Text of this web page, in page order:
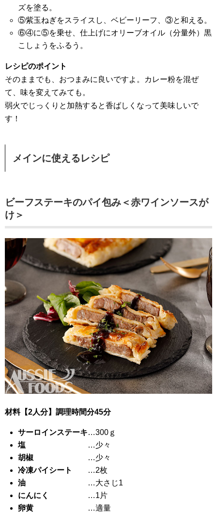
ズを塗る。
⑤紫玉ねぎをスライスし、ベビーリーフ、③と和える。
⑥④に⑤を乗せ、仕上げにオリーブオイル（分量外）黒
こしょうをふるう。
レシピのポイント
そのままでも、おつまみに良いですよ。カレー粉を混ぜ
て、味を変えてみても。
弱火でじっくりと加熱すると香ばしくなって美味しいで
す！
メインに使えるレシピ
ビーフステーキのパイ包み＜赤ワインソースが
け＞
材料【2人分】調理時間分45分
サーロインステーキ…300ｇ
塩
…少々
胡椒 …少々
冷凍パイシート
…2枚
油 …大さじ1
にんにく
…1片
卵黄 …適量